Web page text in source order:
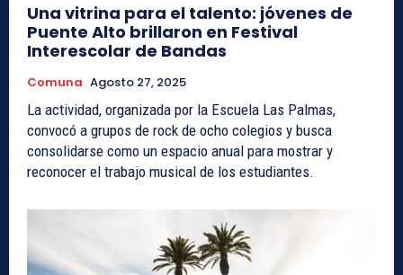
Una vitrina para el talento: jóvenes de
Puente Alto brillaron en Festival
Interescolar de Bandas
Comuna Agosto 27, 2025
La actividad, organizada por la Escuela Las Palmas,
convocó a grupos de rock de ocho colegios y busca
consolidarse como un espacio anual para mostrar y
reconocer el trabajo musical de los estudiantes.